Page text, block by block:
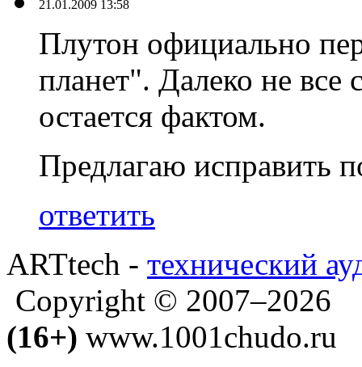
21.01.2009 13:58
Плутон официально
планет". Далеко не все
остается фактом.
Предлагаю исправить
ответить
ARTtech - технический
Copyright © 2007–2026
(16+) www.1001chudo.ru